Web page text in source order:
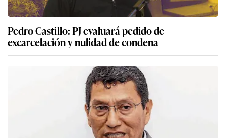
Pedro Castillo: PJ evaluará pedido de
excarcelación y nulidad de condena